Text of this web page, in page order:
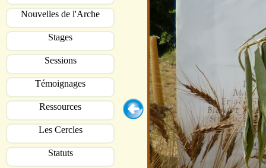
Nouvelles de l'Arche
Stages
Sessions
Témoignages
Ressources
Les Cercles
Statuts